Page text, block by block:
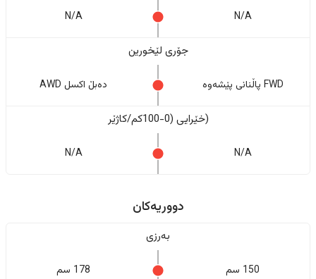
N/A
N/A
جۆری لێخورین
FWD پاڵنانی پێشەوە دەبڵ اکسل AWD
(خێرایی (0-100کم/کاژێر
N/A
N/A
دووریەکان
بەرزی
150 سم 178 سم